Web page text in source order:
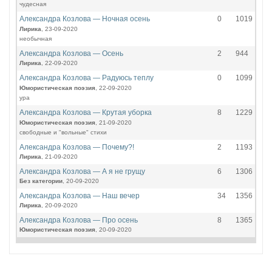
чудесная
Александра Козлова — Ночная осень
Лирика , 23-09-2020
необычная
0 1019
Александра Козлова — Осень
Лирика , 22-09-2020
2 944
Александра Козлова — Радуюсь теплу
Юмористическая поэзия , 22-09-2020
ура
0 1099
Александра Козлова — Крутая уборка
Юмористическая поэзия , 21-09-2020
свободные и "вольные" стихи
8 1229
Александра Козлова — Почему?!
Лирика , 21-09-2020
2 1193
Александра Козлова — А я не грущу
Без категории , 20-09-2020
6 1306
Александра Козлова — Наш вечер
Лирика , 20-09-2020
34 1356
Александра Козлова — Про осень
Юмористическая поэзия , 20-09-2020
8 1365